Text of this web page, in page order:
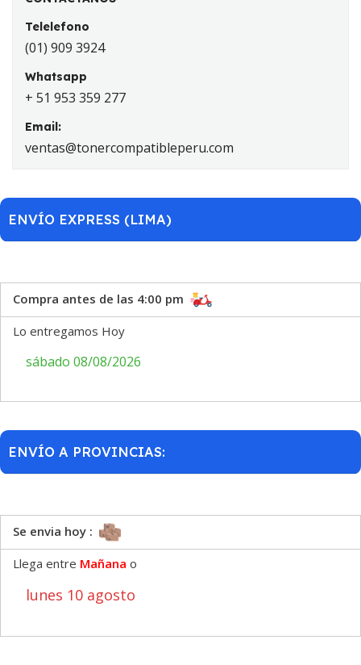
Telelefono
(01) 909 3924
Whatsapp
+ 51 953 359 277
Email:
ventas@tonercompatibleperu.com
ENVÍO EXPRESS (LIMA)
Compra antes de las 4:00 pm
Lo entregamos Hoy
sábado 08/08/2026
ENVÍO A PROVINCIAS:
Se envia hoy :
Llega entre Mañana o
lunes 10 agosto